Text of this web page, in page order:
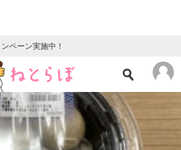
ペーン実施中！
ニュース
クイズ